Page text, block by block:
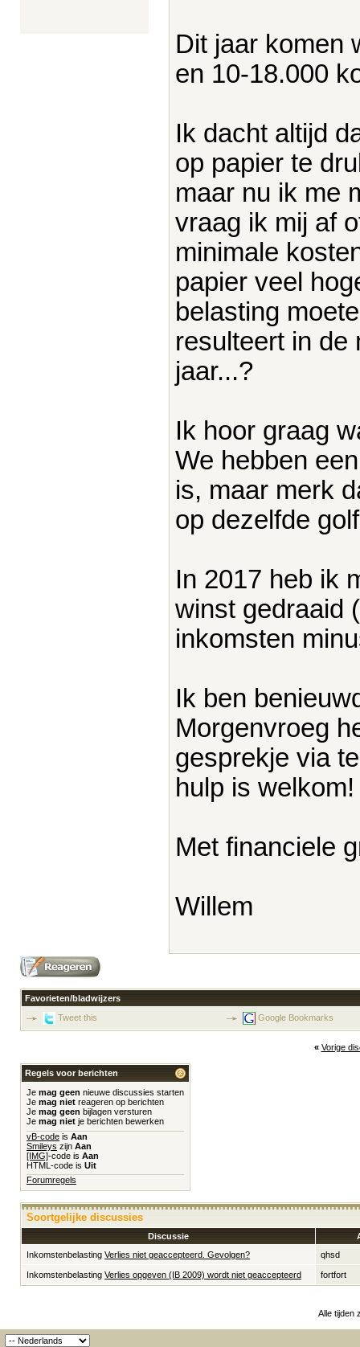
Dit jaar komen
en 10-18.000
Ik dacht altijd
op papier te
maar nu ik me
vraag ik mij af
minimale
papier veel
belasting
resulteert in de
jaar...?
Ik hoor graag
We hebben
is, maar merk
op dezelfde
In 2017 heb ik
winst gedraaid
inkomsten
Ik ben
Morgenvroeg
gesprekje via
hulp is welkom!
Met financiele
Willem
Favorieten/bladwijzers
Tweet this
Google Bookmarks
« Vorige
Regels voor berichten
Je mag geen nieuwe discussies starten
Je mag niet reageren op berichten
Je mag geen bijlagen versturen
Je mag niet je berichten bewerken
vB-code is Aan
Smileys zijn Aan
[IMG]-code is Aan
HTML-code is Uit
Forumregels
Soortgelijke discussies
Discussie
Inkomstenbelasting Verlies niet geaccepteerd. Gevolgen? qhsd
Inkomstenbelasting Verlies opgeven (IB 2009) wordt niet geaccepteerd fortfort
Alle tijden